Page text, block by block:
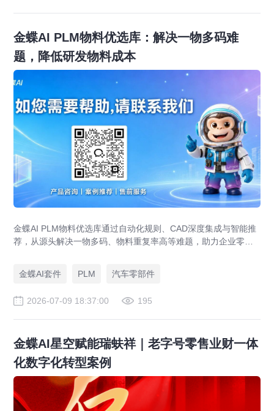
金蝶AI PLM物料优选库：解决一物多码难
题，降低研发物料成本
金蝶AI PLM物料优选库通过自动化规则、CAD深度集成与智能推
荐，从源头解决一物多码、物料重复率高等难题，助力企业零部
金蝶AI套件
PLM 汽车零部件
2026-07-09 18:37:00 195
金蝶AI星空赋能瑞蚨祥｜老字号零售业财一体
化数字化转型案例